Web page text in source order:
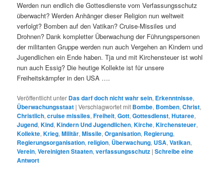
Werden nun endlich die Gottesdienste vom Verfassungsschutz
überwacht? Werden Anhänger dieser Religion nun weltweit
verfolgt? Bomben auf den Vatikan? Cruise-Missiles und
Drohnen? Dank kompletter Überwachung der Führungspersonen
der militanten Gruppe werden nun auch Vergehen an Kindern und
Jugendlichen ein Ende haben. Tja und mit Kirchensteuer ist wohl
nun auch Essig? Die heutige Kollekte ist für unsere
Freiheitskämpfer in den USA ….
Veröffentlicht unter Das darf doch nicht wahr sein, Erkenntnisse,
Überwachungsstaat |Verschlagwortet mit Bombe, Bomben,Christ,
Christlich,cruise missiles,Freiheit,Gott,Gottesdienst,Hutaree,
Jugend,Kind,Kindern Und Jugendlichen,Kirche,Kirchensteuer,
Kollekte,Krieg,Militär,Missile,Organisation, Regierung,
Regierungsorganisation,religion, Überwachung, USA,Vatikan,
Verein,Vereinigten Staaten,verfassungsschutz |Schreibe eine
Antwort